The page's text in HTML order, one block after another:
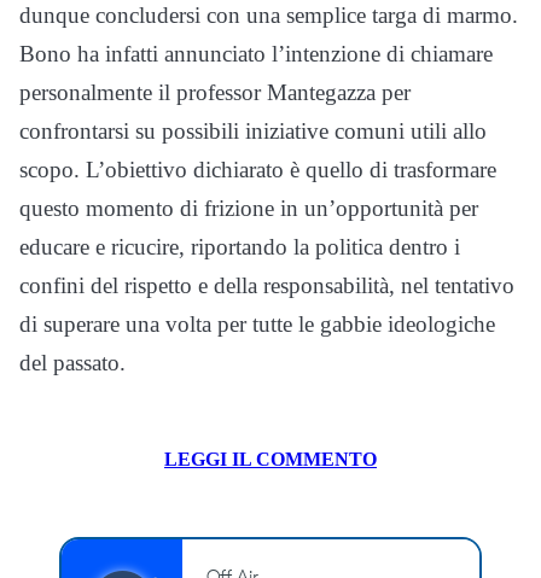
dunque concludersi con una semplice targa di marmo.
Bono ha infatti annunciato l’intenzione di chiamare
personalmente il professor Mantegazza per
confrontarsi su possibili iniziative comuni utili allo
scopo. L’obiettivo dichiarato è quello di trasformare
questo momento di frizione in un’opportunità per
educare e ricucire, riportando la politica dentro i
confini del rispetto e della responsabilità, nel tentativo
di superare una volta per tutte le gabbie ideologiche
del passato.
LEGGI IL COMMENTO